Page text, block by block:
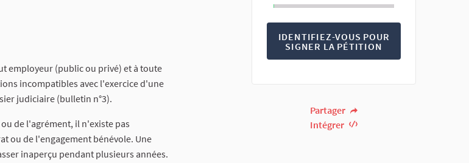
IDENTIFIEZ-VOUS POUR
SIGNER LA PÉTITION
Partager
Intégrer
employeur (public ou privé) et à toute
incompatibles avec l'exercice d'une
judiciaire (bulletin n°3).
de l'agrément, il n'existe pas
ou de l'engagement bénévole. Une
inaperçu pendant plusieurs années.